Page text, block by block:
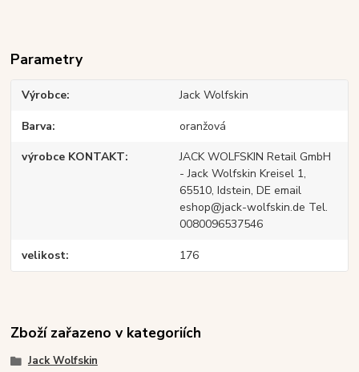
Parametry
Výrobce Jack Wolfskin
Barva oranžová
výrobce KONTAKT
JACK WOLFSKIN Retail GmbH
- Jack Wolfskin Kreisel 1,
65510, Idstein, DE email
eshop@jack-wolfskin.de Tel.
0080096537546
velikost 176
Zboží zařazeno v kategoriích
Jack Wolfskin